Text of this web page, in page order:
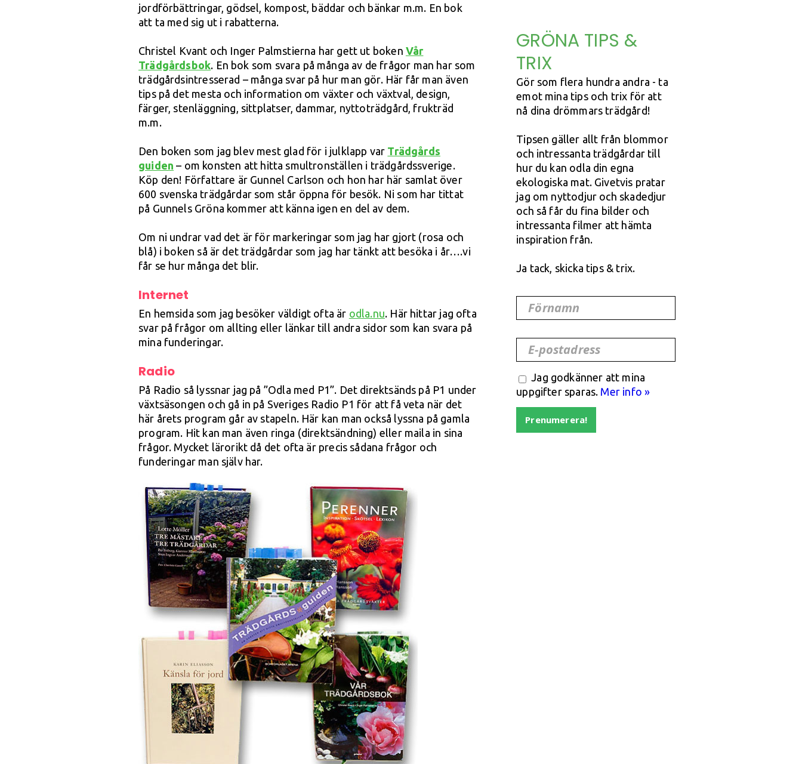
jordförbättringar, gödsel, kompost, bäddar och bänkar m.m. En bok
att ta med sig ut i rabatterna.
Christel Kvant och Inger Palmstierna har gett ut boken Vår
Trädgårdsbok. En bok som svara på många av de frågor man har som
trädgårdsintresserad – många svar på hur man gör. Här får man även
tips på det mesta och information om växter och växtval, design,
färger, stenläggning, sittplatser, dammar, nyttoträdgård, frukträd
m.m.
Den boken som jag blev mest glad för i julklapp var Trädgårds
guiden – om konsten att hitta smultronställen i trädgårdssverige.
Köp den! Författare är Gunnel Carlson och hon har här samlat över
600 svenska trädgårdar som står öppna för besök. Ni som har tittat
på Gunnels Gröna kommer att känna igen en del av dem.
Om ni undrar vad det är för markeringar som jag har gjort (rosa och
blå) i boken så är det trädgårdar som jag har tänkt att besöka i år….vi
får se hur många det blir.
Internet
En hemsida som jag besöker väldigt ofta är odla.nu. Här hittar jag ofta
svar på frågor om allting eller länkar till andra sidor som kan svara på
mina funderingar.
Radio
På Radio så lyssnar jag på ”Odla med P1”. Det direktsänds på P1 under
växtsäsongen och gå in på Sveriges Radio P1 för att få veta när det
här årets program går av stapeln. Här kan man också lyssna på gamla
program. Hit kan man även ringa (direktsändning) eller maila in sina
frågor. Mycket lärorikt då det ofta är precis sådana frågor och
funderingar man själv har.
GRÖNA TIPS &
TRIX
Gör som flera hundra andra - ta
emot mina tips och trix för att
nå dina drömmars trädgård!
Tipsen gäller allt från blommor
och intressanta trädgårdar till
hur du kan odla din egna
ekologiska mat. Givetvis pratar
jag om nyttodjur och skadedjur
och så får du fina bilder och
intressanta filmer att hämta
inspiration från.
Ja tack, skicka tips & trix.
Förnamn
E-postadress
Jag godkänner att mina
uppgifter sparas. Mer info »
Prenumerera!